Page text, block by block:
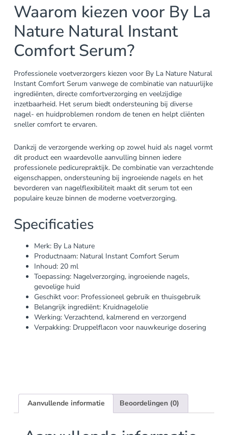
Waarom kiezen voor By La
Nature Natural Instant
Comfort Serum?
Professionele voetverzorgers kiezen voor By La Nature Natural
Instant Comfort Serum vanwege de combinatie van natuurlijke
ingrediënten, directe comfortverzorging en veelzijdige
inzetbaarheid. Het serum biedt ondersteuning bij diverse
nagel- en huidproblemen rondom de tenen en helpt cliënten
sneller comfort te ervaren.
Dankzij de verzorgende werking op zowel huid als nagel vormt
dit product een waardevolle aanvulling binnen iedere
professionele pedicurepraktijk. De combinatie van verzachtende
eigenschappen, ondersteuning bij ingroeiende nagels en het
bevorderen van nagelflexibiliteit maakt dit serum tot een
populaire keuze binnen de moderne voetverzorging.
Specificaties
Merk: By La Nature
Productnaam: Natural Instant Comfort Serum
Inhoud: 20 ml
Toepassing: Nagelverzorging, ingroeiende nagels,
gevoelige huid
Geschikt voor: Professioneel gebruik en thuisgebruik
Belangrijk ingrediënt: Kruidnagelolie
Werking: Verzachtend, kalmerend en verzorgend
Verpakking: Druppelflacon voor nauwkeurige dosering
Aanvullende informatie Beoordelingen (0)